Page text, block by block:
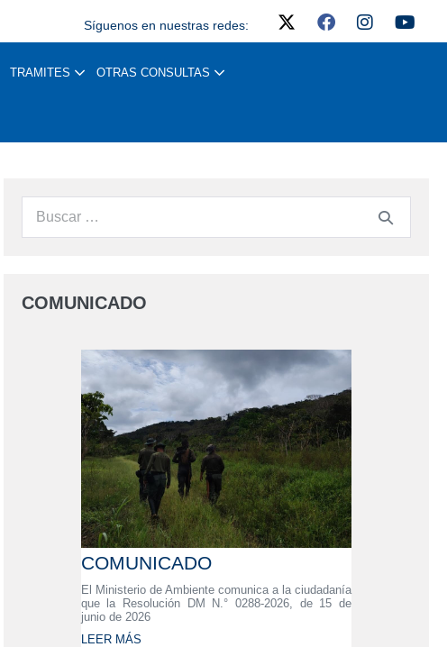
Síguenos en nuestras redes:
TRAMITES OTRAS CONSULTAS
COMUNICADO
COMUNICADO
El Ministerio de Ambiente comunica a la ciudadanía
que la Resolución DM N.° 0288-2026, de 15 de
junio de 2026
LEER MÁS